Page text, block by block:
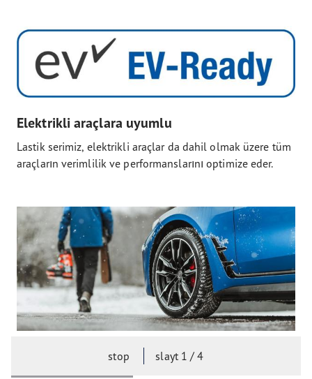
Elektrikli araçlara uyumlu
Lastik serimiz, elektrikli araçlar da dahil olmak üzere tüm
araçların verimlilik ve performanslarını optimize eder.
stop slayt 1 / 4